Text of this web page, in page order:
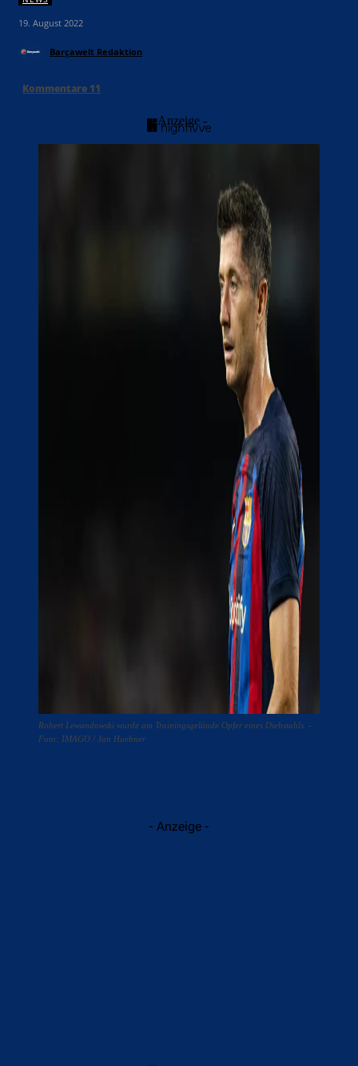
19. August 2022
Barçawelt Redaktion
Kommentare 11
- Anzeige -
Robert Lewandowski wurde am Trainingsgelände Opfer eines Diebstahls. -
Foto: IMAGO / Jan Huebner
- Anzeige -